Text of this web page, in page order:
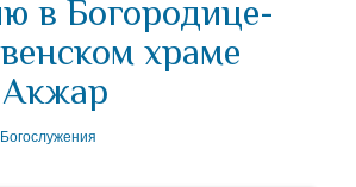
в Богородице-
храме
Акжар
Богослужения